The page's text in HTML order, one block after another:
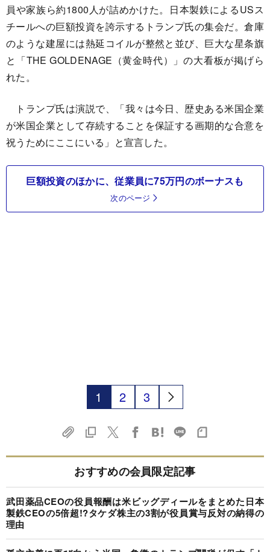
員や家族ら約1800人が詰めかけた。日本製鉄によるUSス
チールへの巨額投資を誇示するトランプ氏の集会だ。倉庫
のような建屋には熱延コイルが整然と並び、巨大な星条旗
と「THE GOLDENAGE（黄金時代）」の大看板が掲げら
れた。
トランプ氏は演説で、「我々は今日、歴史ある米国企業
が米国企業として存続することを保証する画期的な合意を
祝うためにここにいる」と宣言した。
巨額投資のほかに、従業員に75万円のボーナスも
次のページ
1 2 3
おすすめの会員限定記事
武田薬品CEOの役員報酬は米ビッグディールをまとめた日本
製鉄CEOの5倍超!?タケダ株主の3割が役員賞与反対の納得の
理由